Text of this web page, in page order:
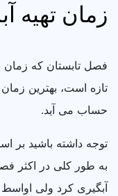
زمان تهیه
فصل تابستان که زمان
تازه است، بهترین زمان
حساب می آید.
توجه داشته باشید بر
به طور کلی در اکثر
آبگیری کرد ولی